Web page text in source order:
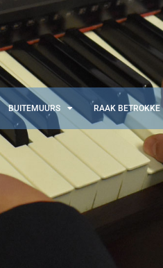
BUITEMUURS RAAK BETROKKE